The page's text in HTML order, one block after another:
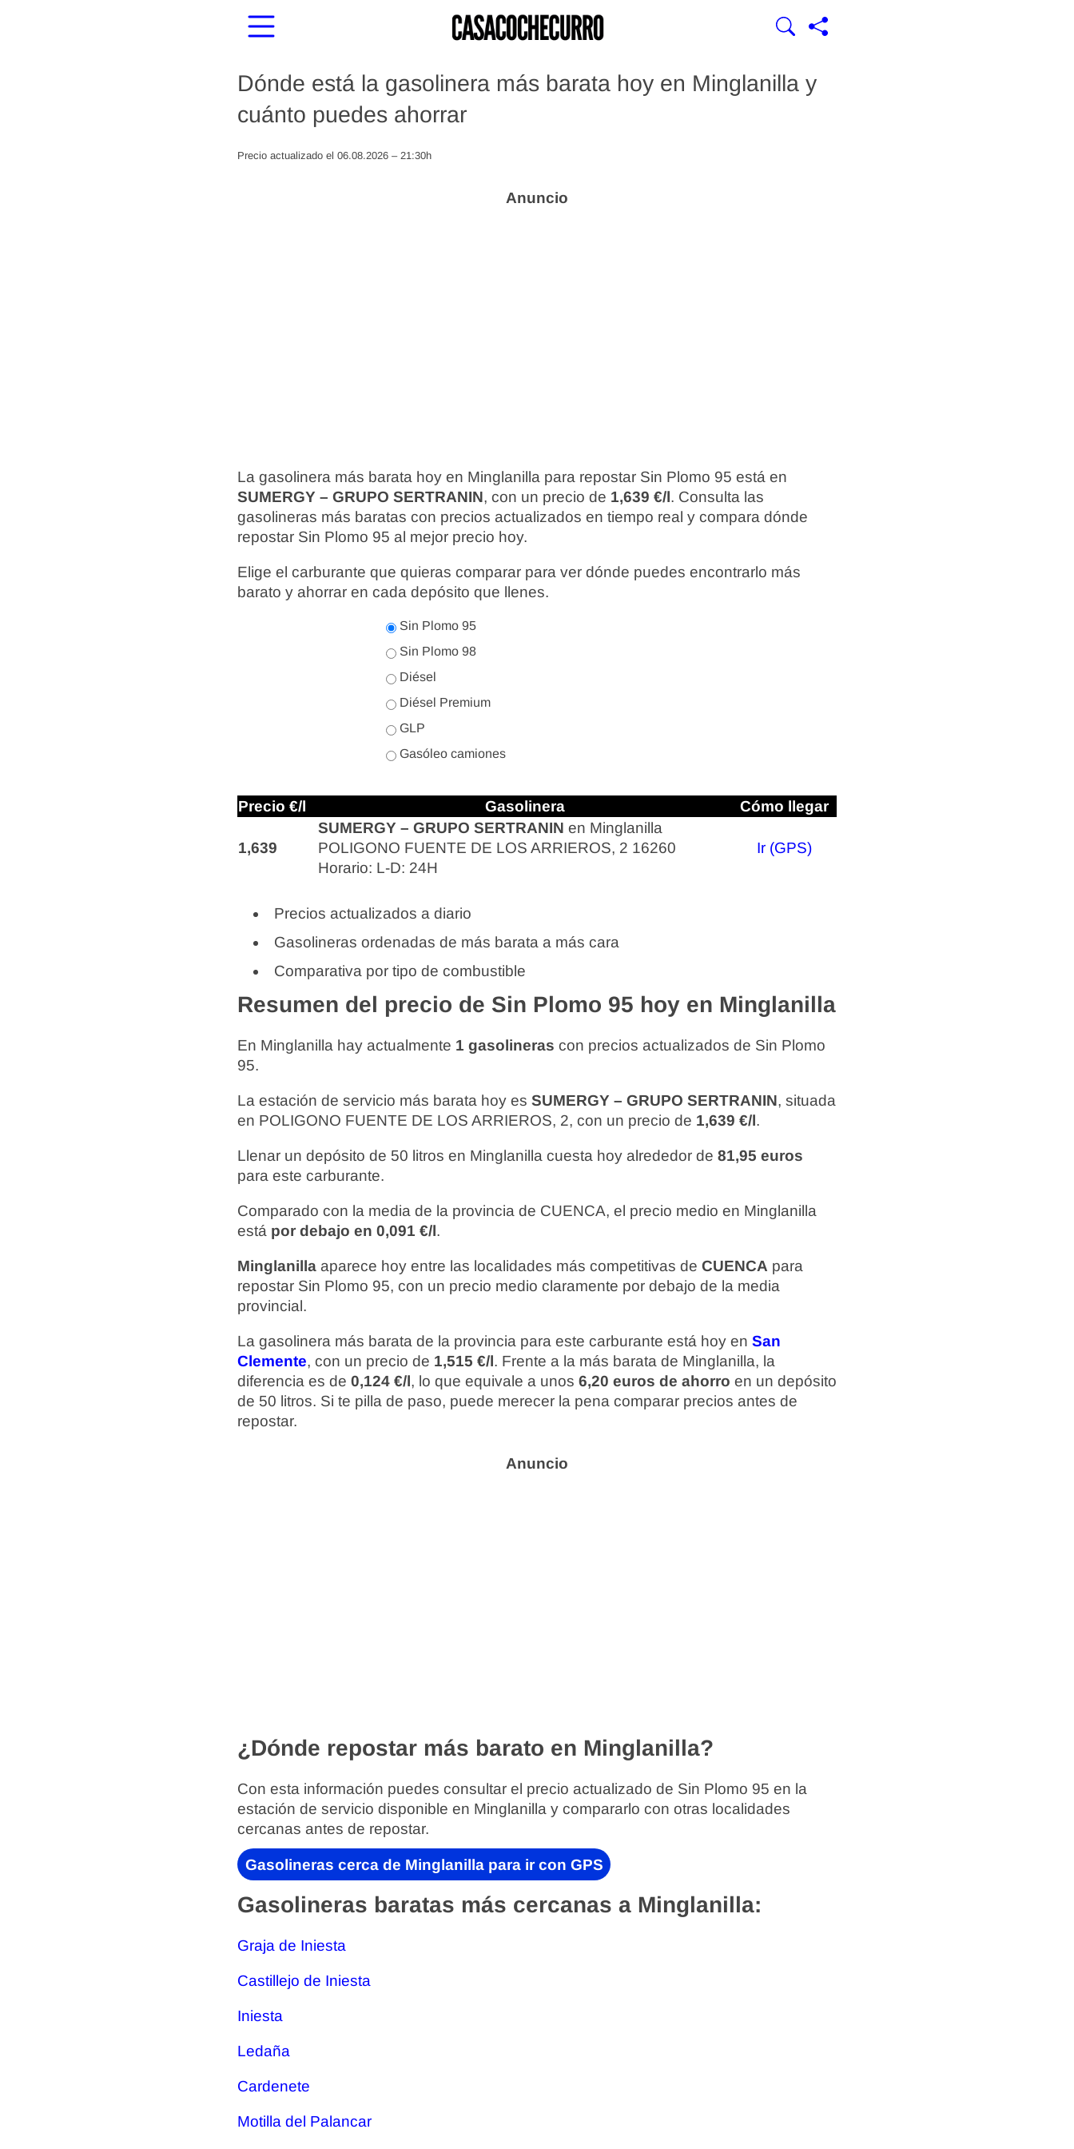
Dónde está la gasolinera más barata hoy en Minglanilla y
cuánto puedes ahorrar
Precio actualizado el 06.08.2026 – 21:30h
La gasolinera más barata hoy en Minglanilla para repostar Sin Plomo 95 está en
SUMERGY – GRUPO SERTRANIN, con un precio de 1,639 €/l. Consulta las
gasolineras más baratas con precios actualizados en tiempo real y compara dónde
repostar Sin Plomo 95 al mejor precio hoy.
Elige el carburante que quieras comparar para ver dónde puedes encontrarlo más
barato y ahorrar en cada depósito que llenes.
Sin Plomo 95
Sin Plomo 98
Diésel
Diésel Premium
GLP
Gasóleo camiones
Precio €/l Gasolinera Cómo llegar
1,639
SUMERGY – GRUPO SERTRANIN en Minglanilla
POLIGONO FUENTE DE LOS ARRIEROS, 2 16260
Horario: L-D: 24H
Ir (GPS)
Precios actualizados a diario
Gasolineras ordenadas de más barata a más cara
Comparativa por tipo de combustible
Resumen del precio de Sin Plomo 95 hoy en Minglanilla
En Minglanilla hay actualmente 1 gasolineras con precios actualizados de Sin Plomo
95.
La estación de servicio más barata hoy es SUMERGY – GRUPO SERTRANIN, situada
en POLIGONO FUENTE DE LOS ARRIEROS, 2, con un precio de 1,639 €/l.
Llenar un depósito de 50 litros en Minglanilla cuesta hoy alrededor de 81,95 euros
para este carburante.
Comparado con la media de la provincia de CUENCA, el precio medio en Minglanilla
está por debajo en 0,091 €/l.
Minglanilla aparece hoy entre las localidades más competitivas de CUENCA para
repostar Sin Plomo 95, con un precio medio claramente por debajo de la media
provincial.
La gasolinera más barata de la provincia para este carburante está hoy en San
Clemente, con un precio de 1,515 €/l. Frente a la más barata de Minglanilla, la
diferencia es de 0,124 €/l, lo que equivale a unos 6,20 euros de ahorro en un depósito
de 50 litros. Si te pilla de paso, puede merecer la pena comparar precios antes de
repostar.
¿Dónde repostar más barato en Minglanilla?
Con esta información puedes consultar el precio actualizado de Sin Plomo 95 en la
estación de servicio disponible en Minglanilla y compararlo con otras localidades
cercanas antes de repostar.
Gasolineras cerca de Minglanilla para ir con GPS
Gasolineras baratas más cercanas a Minglanilla:
Graja de Iniesta
Castillejo de Iniesta
Iniesta
Ledaña
Cardenete
Motilla del Palancar